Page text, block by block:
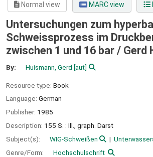
Normal view MARC view
Untersuchungen zum
Schweissprozess im
zwischen 1 und 16 bar / Gerd
By: Huismann, Gerd [aut]
Resource type: Book
Language: German
Publisher: 1985
Description: 155 S. : Ill., graph. Darst
Subject(s):
WIG-Schweißen
Genre/Form:
Hochschulschrift